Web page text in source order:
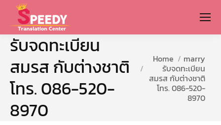
รับจดทะเบียน
สมรส กับต่างชาติ
โทร. 086-520-
8970
You are here:
Home
marry
รับจดทะเบียน
สมรส กับต่างชาติ
โทร. 086-520-
8970